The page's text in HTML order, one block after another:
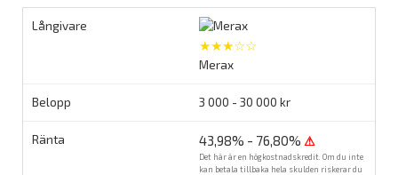
★★★☆☆
Merax
3 000 - 30 000 kr
43,98% - 76,80% ⚠
Det här är en högkostnadskredit. Om du inte
kan betala tillbaka hela skulden riskerar du